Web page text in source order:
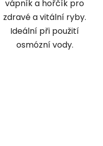
vápník a hořčík pro
zdravé a vitální ryby.
Ideální při použití
osmózní vody.